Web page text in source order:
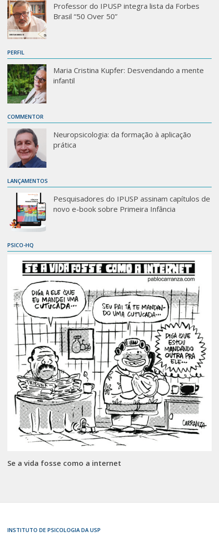
Professor do IPUSP integra lista da Forbes
Brasil “50 Over 50”
PERFIL
Maria Cristina Kupfer: Desvendando a mente
infantil
COMMENTOR
Neuropsicologia: da formação à aplicação
prática
LANÇAMENTOS
Pesquisadores do IPUSP assinam capítulos de
novo e-book sobre Primeira Infância
PSICO-HQ
Se a vida fosse como a internet
INSTITUTO DE PSICOLOGIA DA USP